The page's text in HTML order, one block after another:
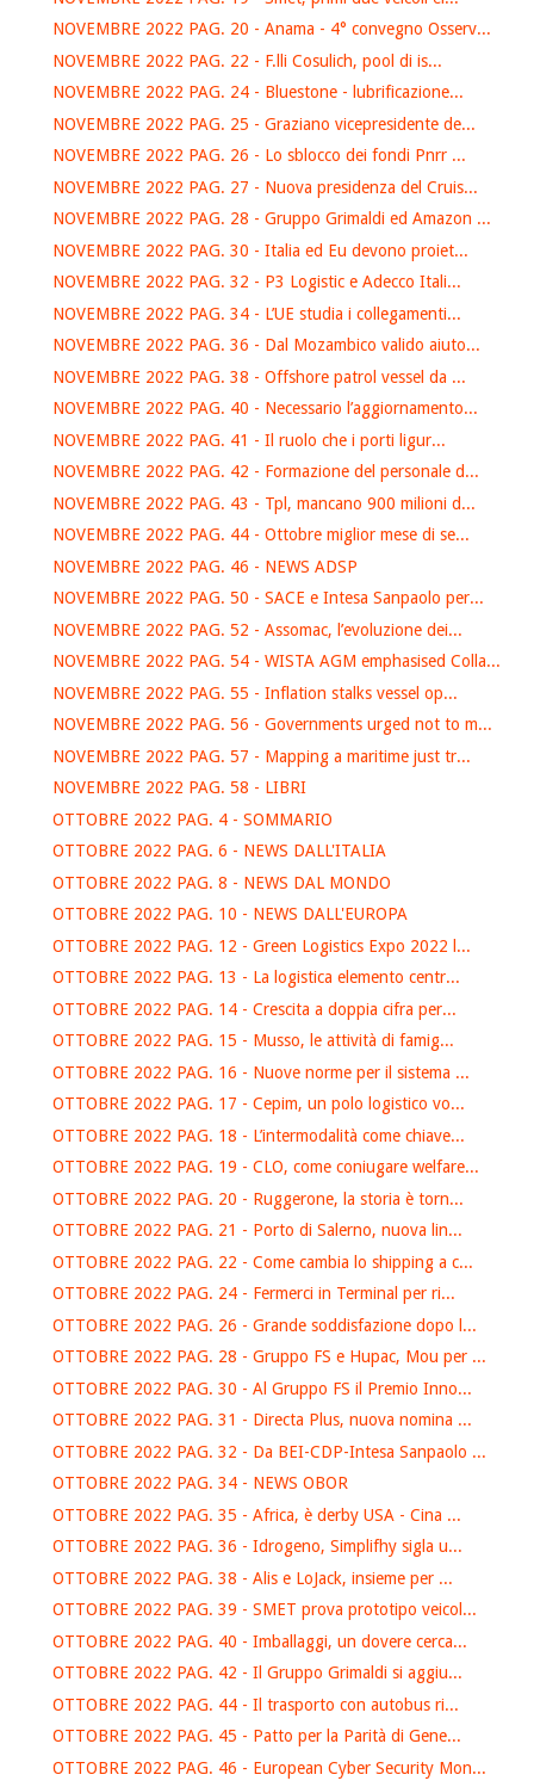
NOVEMBRE 2022 PAG. 20 - Anama - 4° convegno Osserv...
NOVEMBRE 2022 PAG. 22 - F.lli Cosulich, pool di is...
NOVEMBRE 2022 PAG. 24 - Bluestone - lubrificazione...
NOVEMBRE 2022 PAG. 25 - Graziano vicepresidente de...
NOVEMBRE 2022 PAG. 26 - Lo sblocco dei fondi Pnrr ...
NOVEMBRE 2022 PAG. 27 - Nuova presidenza del Cruis...
NOVEMBRE 2022 PAG. 28 - Gruppo Grimaldi ed Amazon ...
NOVEMBRE 2022 PAG. 30 - Italia ed Eu devono proiet...
NOVEMBRE 2022 PAG. 32 - P3 Logistic e Adecco Itali...
NOVEMBRE 2022 PAG. 34 - L’UE studia i collegamenti...
NOVEMBRE 2022 PAG. 36 - Dal Mozambico valido aiuto...
NOVEMBRE 2022 PAG. 38 - Offshore patrol vessel da ...
NOVEMBRE 2022 PAG. 40 - Necessario l’aggiornamento...
NOVEMBRE 2022 PAG. 41 - Il ruolo che i porti ligur...
NOVEMBRE 2022 PAG. 42 - Formazione del personale d...
NOVEMBRE 2022 PAG. 43 - Tpl, mancano 900 milioni d...
NOVEMBRE 2022 PAG. 44 - Ottobre miglior mese di se...
NOVEMBRE 2022 PAG. 46 - NEWS ADSP
NOVEMBRE 2022 PAG. 50 - SACE e Intesa Sanpaolo per...
NOVEMBRE 2022 PAG. 52 - Assomac, l’evoluzione dei...
NOVEMBRE 2022 PAG. 54 - WISTA AGM emphasised Colla...
NOVEMBRE 2022 PAG. 55 - Inflation stalks vessel op...
NOVEMBRE 2022 PAG. 56 - Governments urged not to m...
NOVEMBRE 2022 PAG. 57 - Mapping a maritime just tr...
NOVEMBRE 2022 PAG. 58 - LIBRI
OTTOBRE 2022 PAG. 4 - SOMMARIO
OTTOBRE 2022 PAG. 6 - NEWS DALL'ITALIA
OTTOBRE 2022 PAG. 8 - NEWS DAL MONDO
OTTOBRE 2022 PAG. 10 - NEWS DALL'EUROPA
OTTOBRE 2022 PAG. 12 - Green Logistics Expo 2022 l...
OTTOBRE 2022 PAG. 13 - La logistica elemento centr...
OTTOBRE 2022 PAG. 14 - Crescita a doppia cifra per...
OTTOBRE 2022 PAG. 15 - Musso, le attività di famig...
OTTOBRE 2022 PAG. 16 - Nuove norme per il sistema ...
OTTOBRE 2022 PAG. 17 - Cepim, un polo logistico vo...
OTTOBRE 2022 PAG. 18 - L’intermodalità come chiave...
OTTOBRE 2022 PAG. 19 - CLO, come coniugare welfare...
OTTOBRE 2022 PAG. 20 - Ruggerone, la storia è torn...
OTTOBRE 2022 PAG. 21 - Porto di Salerno, nuova lin...
OTTOBRE 2022 PAG. 22 - Come cambia lo shipping a c...
OTTOBRE 2022 PAG. 24 - Fermerci in Terminal per ri...
OTTOBRE 2022 PAG. 26 - Grande soddisfazione dopo l...
OTTOBRE 2022 PAG. 28 - Gruppo FS e Hupac, Mou per ...
OTTOBRE 2022 PAG. 30 - Al Gruppo FS il Premio Inno...
OTTOBRE 2022 PAG. 31 - Directa Plus, nuova nomina ...
OTTOBRE 2022 PAG. 32 - Da BEI-CDP-Intesa Sanpaolo ...
OTTOBRE 2022 PAG. 34 - NEWS OBOR
OTTOBRE 2022 PAG. 35 - Africa, è derby USA - Cina ...
OTTOBRE 2022 PAG. 36 - Idrogeno, Simplifhy sigla u...
OTTOBRE 2022 PAG. 38 - Alis e LoJack, insieme per ...
OTTOBRE 2022 PAG. 39 - SMET prova prototipo veicol...
OTTOBRE 2022 PAG. 40 - Imballaggi, un dovere cerca...
OTTOBRE 2022 PAG. 42 - Il Gruppo Grimaldi si aggiu...
OTTOBRE 2022 PAG. 44 - Il trasporto con autobus ri...
OTTOBRE 2022 PAG. 45 - Patto per la Parità di Gene...
OTTOBRE 2022 PAG. 46 - European Cyber Security Mon...